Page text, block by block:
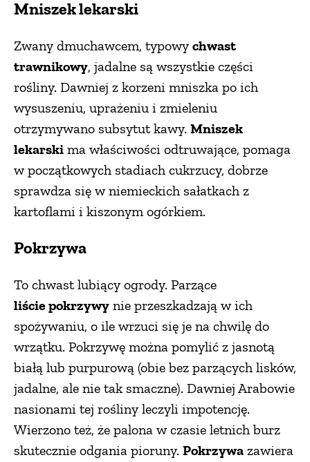
Mniszek lekarski
Zwany dmuchawcem, typowy chwast
trawnikowy, jadalne są wszystkie części
rośliny. Dawniej z korzeni mniszka po ich
wysuszeniu, uprażeniu i zmieleniu
otrzymywano subsytut kawy. Mniszek
lekarski ma właściwości odtruwające, pomaga
w początkowych stadiach cukrzucy, dobrze
sprawdza się w niemieckich sałatkach z
kartoflami i kiszonym ogórkiem.
Pokrzywa
To chwast lubiący ogrody. Parzące
liście pokrzywy nie przeszkadzają w ich
spożywaniu, o ile wrzuci się je na chwilę do
wrzątku. Pokrzywę można pomylić z jasnotą
białą lub purpurową (obie bez parzących lisków,
jadalne, ale nie tak smaczne). Dawniej Arabowie
nasionami tej rośliny leczyli impotencję.
Wierzono też, że palona w czasie letnich burz
skutecznie odgania pioruny. Pokrzywa zawiera